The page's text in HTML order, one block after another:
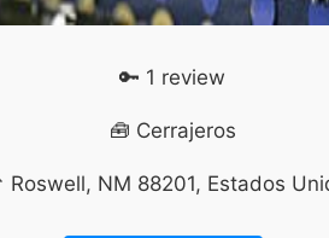
🔑 1 review
🧰 Cerrajeros
Roswell, NM 88201, Estados